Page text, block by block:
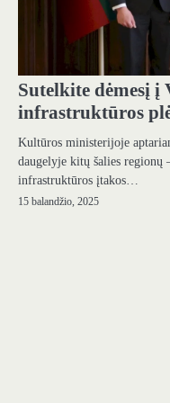
Sutelkite dėmesį
infrastruktūros
Kultūros ministerijoje
daugelyje kitų šalies
infrastruktūros įtakos…
15 balandžio, 2025